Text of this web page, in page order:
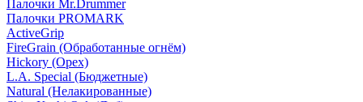
Палочки Mr.Drummer
Палочки PROMARK
ActiveGrip
FireGrain (Обработанные огнём)
Hickory (Орех)
L.A. Special (Бюджетные)
Natural (Нелакированные)